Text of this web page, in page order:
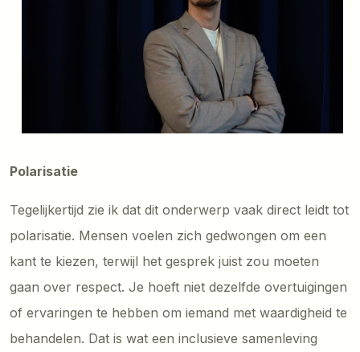
Polarisatie
Tegelijkertijd zie ik dat dit onderwerp vaak direct leidt tot
polarisatie. Mensen voelen zich gedwongen om een
kant te kiezen, terwijl het gesprek juist zou moeten
gaan over respect. Je hoeft niet dezelfde overtuigingen
of ervaringen te hebben om iemand met waardigheid te
behandelen. Dat is wat een inclusieve samenleving